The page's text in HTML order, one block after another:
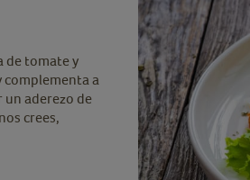
de tomate y
complementa a
un aderezo de
crees,